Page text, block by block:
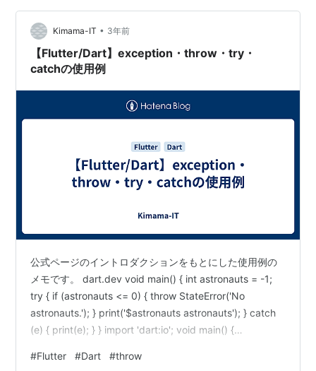
Kimama-IT • 3年前
【Flutter/Dart】exception・throw・try・
catchの使用例
公式ページのイントロダクションをもとにした使用例の
メモです。 dart.dev void main() { int astronauts = -1;
try { if (astronauts <= 0) { throw StateError('No
astronauts.'); } print('$astronauts astronauts'); } catch
(e) { print(e); } } import 'dart:io'; void main() {
flybyObjects = ['Jupite…
#Flutter #Dart #throw